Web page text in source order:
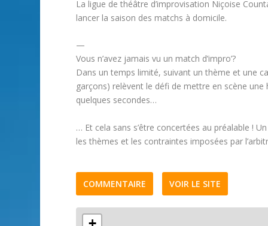
La ligue de théâtre d’improvisation Niçoise
lancer la saison des matchs à domicile.
—
Vous n’avez jamais vu un match d’impro’?
Dans un temps limité, suivant un thème et une
garçons) relèvent le défi de mettre en scène
quelques secondes…
… Et cela sans s’être concertées au préalable !
les thèmes et les contraintes imposées par
COMMENTAIRE VOIR LE SITE